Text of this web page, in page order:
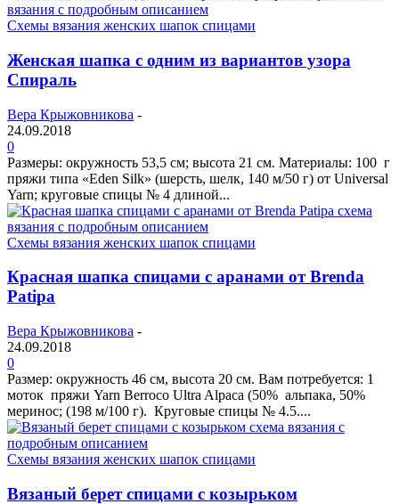
Схемы вязания женских шапок спицами
Женская шапка с одним из вариантов узора
Спираль
Вера Крыжовникова -
24.09.2018
0
Размеры: окружность 53,5 см; высота 21 см. Материалы: 100 г
пряжи типа «Eden Silk» (шерсть, шелк, 140 м/50 г) от Universal
Yarn; круговые спицы № 4 длиной...
Схемы вязания женских шапок спицами
Красная шапка спицами с аранами от Brenda
Patipa
Вера Крыжовникова -
24.09.2018
0
Размер: окружность 46 см, высота 20 см. Вам потребуется: 1
моток пряжи Yarn Berroco Ultra Alpaca (50% альпака, 50%
меринос; (198 м/100 г). Круговые спицы № 4.5....
Схемы вязания женских шапок спицами
Вязаный берет спицами с козырьком